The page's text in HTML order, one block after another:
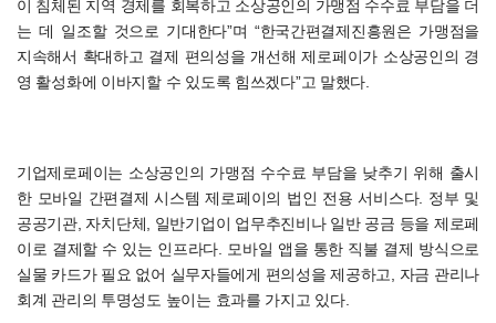
이 침체된 지역 경제를 회복하고 소상공인의 가맹점 수수료 부담을 더
는 데 일조할 것으로 기대한다”며 “한국간편결제진흥원은 가맹점을
지속해서 확대하고 결제 편의성을 개선해 제로페이가 소상공인의 경
영 활성화에 이바지할 수 있도록 힘쓰겠다”고 말했다.
기업제로페이는 소상공인의 가맹점 수수료 부담을 낮추기 위해 출시
한 모바일 간편결제 시스템 제로페이의 법인 전용 서비스다. 정부 및
공공기관, 자치단체, 일반기업이 업무추진비나 일반 공금 등을 제로페
이로 결제할 수 있는 인프라다. 모바일 앱을 통한 직불 결제 방식으로
실물 카드가 필요 없어 실무자들에게 편의성을 제공하고, 자금 관리나
회계 관리의 투명성도 높이는 효과를 가지고 있다.